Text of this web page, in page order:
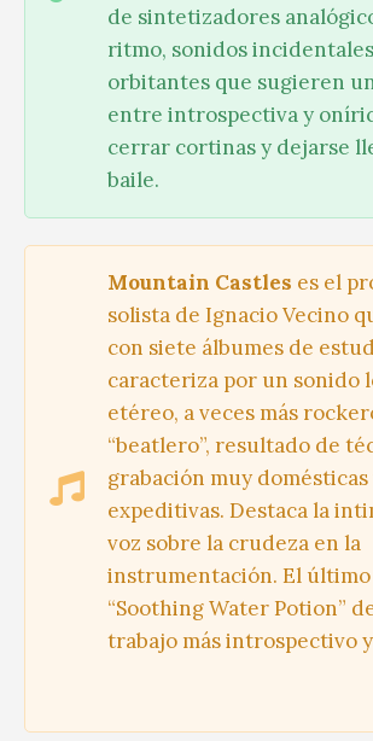
de sintetizadores
ritmo, sonidos
orbitantes que sugieren
entre introspectiva y
cerrar cortinas y dejarse
baile.
Mountain Castles es el
solista de Ignacio Vecino
con siete álbumes de
caracteriza por un sonido
etéreo, a veces más
“beatlero”, resultado de
grabación muy domésticas
expeditivas. Destaca la
voz sobre la crudeza en la
instrumentación. El
“Soothing Water Potion”
trabajo más introspectivo